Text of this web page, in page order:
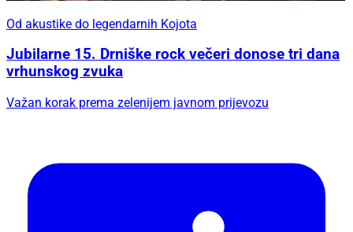
Od akustike do legendarnih Kojota
Jubilarne 15. Drniške rock večeri donose tri dana
vrhunskog zvuka
Važan korak prema zelenijem javnom prijevozu